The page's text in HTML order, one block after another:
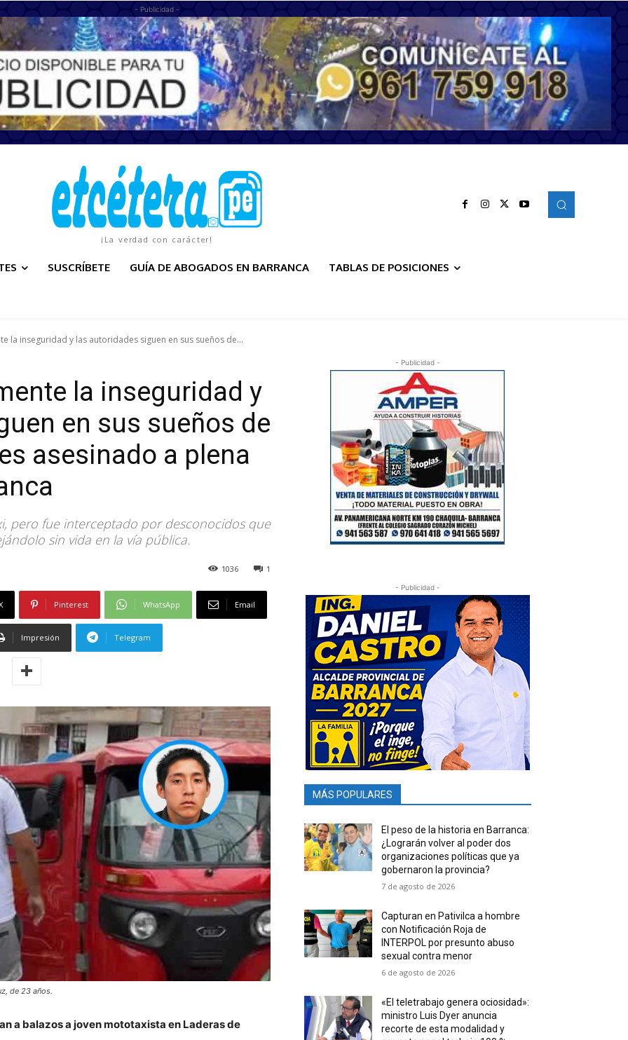
- Publicidad -
¡La verdad con carácter!
SUSCRÍBETE GUÍA DE ABOGADOS EN BARRANCA TABLAS DE POSICIONES
la inseguridad y las autoridades siguen en sus sueños de...
la inseguridad y
en sus sueños de
asesinado a plena
pero fue interceptado por desconocidos que
sin vida en la vía pública.
1
1036
Pinterest WhatsApp Email
Impresión Telegram
de 23 años.
a balazos a joven mototaxista en Laderas de
- Publicidad -
- Publicidad -
MÁS POPULARES
El peso de la historia en Barranca:
¿Lograrán volver al poder dos
organizaciones políticas que ya
gobernaron la provincia?
7 de agosto de 2026
Capturan en Pativilca a hombre
con Notificación Roja de
INTERPOL por presunto abuso
sexual contra menor
6 de agosto de 2026
«El teletrabajo genera ociosidad»:
ministro Luis Dyer anuncia
recorte de esta modalidad y